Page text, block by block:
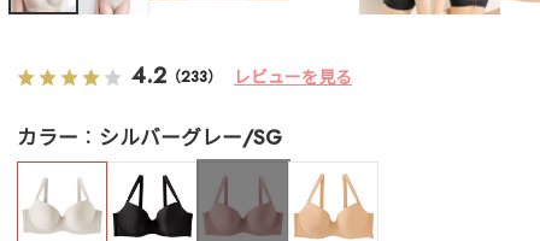
4.2 （233） レビューを見る
カラー シルバーグレー/SG